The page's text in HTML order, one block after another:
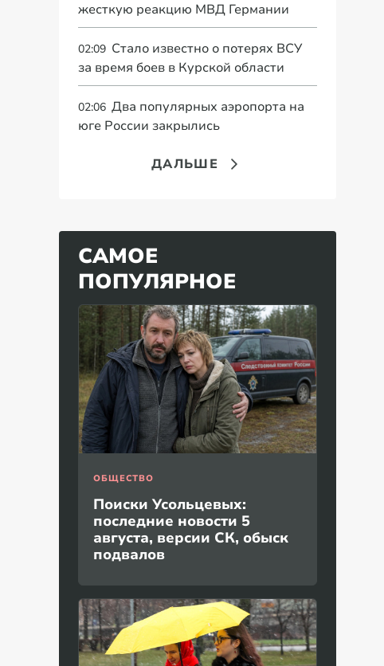
жесткую реакцию МВД Германии
02:09 Стало известно о потерях ВСУ
за время боев в Курской области
02:06 Два популярных аэропорта на
юге России закрылись
ДАЛЬШЕ
САМОЕ
ПОПУЛЯРНОЕ
ОБЩЕСТВО
Поиски Усольцевых:
последние новости 5
августа, версии СК, обыск
подвалов